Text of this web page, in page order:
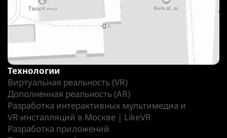
Технологии
Виртуальная реальность (VR)
Дополненная реальность (AR)
Разработка интерактивных мультимедиа и
VR-инсталляций в Москве | LikeVR
Разработка приложений